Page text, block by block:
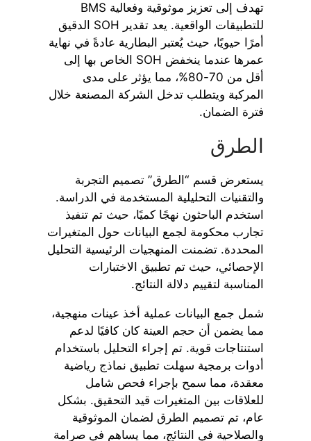
تهدف إلى تعزيز موثوقية وفعالية BMS
للتطبيقات الواقعية. يعد تقدير SOH الدقيق
أمرًا حيويًا، حيث يُعتبر البطارية عادةً في نهاية
عمرها عندما ينخفض SOH الخاص بها إلى
أقل من 70-80%، مما يؤثر على مدى
المركبة ويتطلب تدخل الشركة المصنعة خلال
فترة الضمان.
الطرق
يستعرض قسم “الطرق” تصميم التجربة
والتقنيات التحليلية المستخدمة في الدراسة.
استخدم الباحثون نهجًا كميًا، حيث تم تنفيذ
تجارب محكومة لجمع البيانات حول المتغيرات
المحددة. تضمنت المنهجيات الرئيسية التحليل
الإحصائي، حيث تم تطبيق الاختبارات
المناسبة لتقييم دلالة النتائج.
شمل جمع البيانات عملية أخذ عينات منهجية،
مما يضمن أن حجم العينة كان كافيًا لدعم
استنتاجات قوية. تم إجراء التحليل باستخدام
أدوات برمجية سهلت تطبيق نماذج رياضية
معقدة، مما سمح بإجراء فحص شامل
للعلاقات بين المتغيرات قيد التحقيق. بشكل
عام، تم تصميم الطرق لضمان الموثوقية
والصلاحية في النتائج، مما يساهم في صرامة